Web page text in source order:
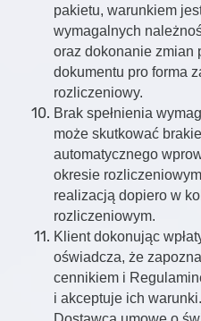
pakietu, warunkiem
wymagalnych
oraz dokonanie zmian
dokumentu pro forma
rozliczeniowy.
Brak spełnienia
może skutkować
automatycznego
okresie
realizacją dopiero w
rozliczeniowym.
Klient dokonując
oświadcza, że
cennikiem i
i akceptuje ich